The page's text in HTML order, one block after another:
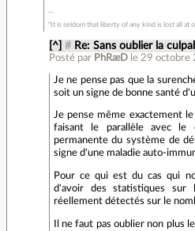
“It is seldom that liberty of any kind is lost all at
[^] # Re: Sans oublier la
Posté par PhRæD le 29 octobre
Je ne pense pas que la
soit un signe de bonne santé
Je pense même exactement
faisant le parallèle avec le
permanente du système de
signe d'une maladie auto-
Pour ce qui est du cas qui
d'avoir des statistiques sur
réellement détectés sur le
Il ne faut pas oublier non plus